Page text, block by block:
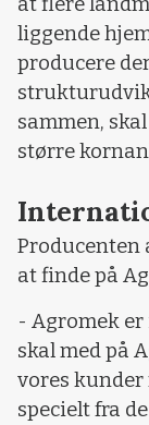
liggende
producere
sammen,
større
Producenten
at finde på
- Agromek
skal med på
vores
specielt fra